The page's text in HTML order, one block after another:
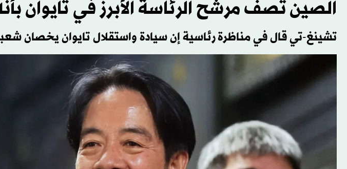
الصين تصف مرشح الرئاسة الأبرز في تايوان
تشينغ-تي قال في مناظرة رئاسية إن سيادة واستقلال تايوان يخصان